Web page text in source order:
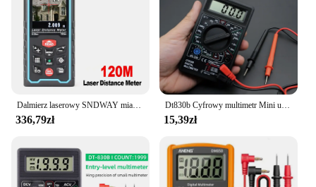
336,79zł 15,39zł